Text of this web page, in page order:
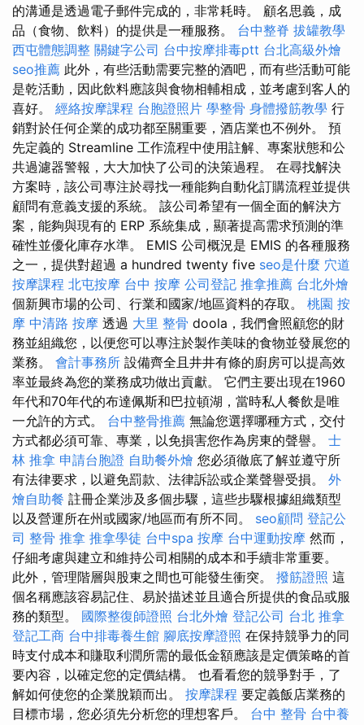
的溝通是透過電子郵件完成的，非常耗時。 顧名思義，成
品（食物、飲料）的提供是一種服務。 台中整脊 拔罐教學
西屯體態調整 關鍵字公司 台中按摩排毒ptt 台北高級外燴
seo推薦 此外，有些活動需要完整的酒吧，而有些活動可能
是乾活動，因此飲料應該與食物相輔相成，並考慮到客人的
喜好。 經絡按摩課程 台胞證照片 學整骨 身體撥筋教學 行
銷對於任何企業的成功都至關重要，酒店業也不例外。 預
先定義的 Streamline 工作流程中使用註解、專案狀態和公
共過濾器警報，大大加快了公司的決策過程。 在尋找解決
方案時，該公司專注於尋找一種能夠自動化訂購流程並提供
顧問有意義支援的系統。 該公司希望有一個全面的解決方
案，能夠與現有的 ERP 系統集成，顯著提高需求預測的準
確性並優化庫存水準。 EMIS 公司概況是 EMIS 的各種服務
之一，提供對超過 a hundred twenty five seo是什麼 穴道
按摩課程 北屯按摩 台中 按摩 公司登記 推拿推薦 台北外燴
個新興市場的公司、行業和國家/地區資料的存取。 桃園 按
摩 中清路 按摩 透過 大里 整骨 doola，我們會照顧您的財
務並組織您，以便您可以專注於製作美味的食物並發展您的
業務。 會計事務所 設備齊全且井井有條的廚房可以提高效
率並最終為您的業務成功做出貢獻。 它們主要出現在1960
年代和70年代的布達佩斯和巴拉頓湖，當時私人餐飲是唯
一允許的方式。 台中整骨推薦 無論您選擇哪種方式，交付
方式都必須可靠、專業，以免損害您作為房東的聲譽。 士
林 推拿 申請台胞證 自助餐外燴 您必須徹底了解並遵守所
有法律要求，以避免罰款、法律訴訟或企業聲譽受損。 外
燴自助餐 註冊企業涉及多個步驟，這些步驟根據組織類型
以及營運所在州或國家/地區而有所不同。 seo顧問 登記公
司 整骨 推拿 推拿學徒 台中spa 按摩 台中運動按摩 然而，
仔細考慮與建立和維持公司相關的成本和手續非常重要。
此外，管理階層與股東之間也可能發生衝突。 撥筋證照 這
個名稱應該容易記住、易於描述並且適合所提供的食品或服
務的類型。 國際整復師證照 台北外燴 登記公司 台北 推拿
登記工商 台中排毒養生館 腳底按摩證照 在保持競爭力的同
時支付成本和賺取利潤所需的最低金額應該是定價策略的首
要內容，以確定您的定價結構。 也看看您的競爭對手，了
解如何使您的企業脫穎而出。 按摩課程 要定義飯店業務的
目標市場，您必須先分析您的理想客戶。 台中 整骨 台中養